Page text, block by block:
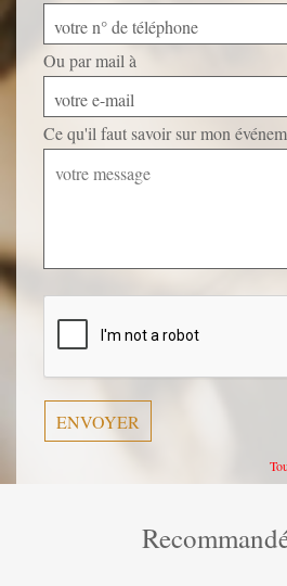
votre n° de téléphone
Ou par mail à
votre e-mail
Ce qu'il faut savoir sur mon
champ
vide.